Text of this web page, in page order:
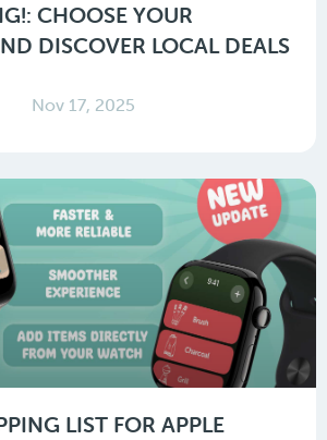
CHOOSE YOUR
DISCOVER LOCAL DEALS
Nov 17, 2025
LIST FOR APPLE